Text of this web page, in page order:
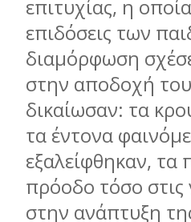
επιτυχίας, η
επιδόσεις των
διαµόρφωση
στην αποδοχή
δικαίωσαν: τα
τα έντονα
εξαλείφθηκαν, τα
πρόοδο τόσο στις
στην ανάπτυξη